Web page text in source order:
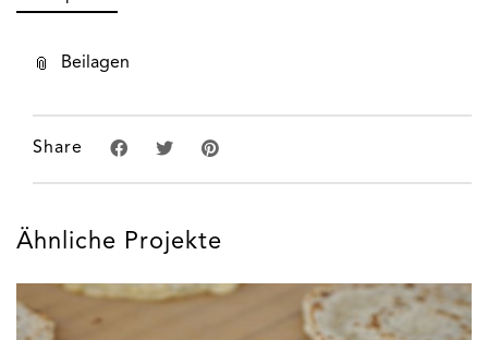
Beilagen
Share
Ähnliche Projekte